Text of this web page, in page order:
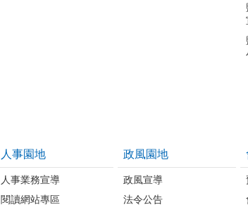
人事園地
人事業務宣導
閱讀網站專區
政風園地
政風宣導
法令公告